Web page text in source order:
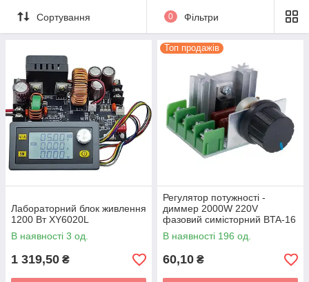
Сортування 0 Фільтри
Лабораторний блок живлення
1200 Вт XY6020L
В наявності 3 од.
1 319,50 ₴
Топ продажів
Регулятор потужності -
диммер 2000W 220V
фазовий симісторний BTA-16
В наявності 196 од.
60,10 ₴